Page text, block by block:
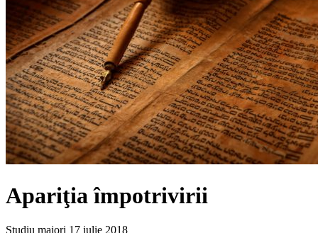
Apariţia împotrivirii
Studiu majori 17 iulie 2018